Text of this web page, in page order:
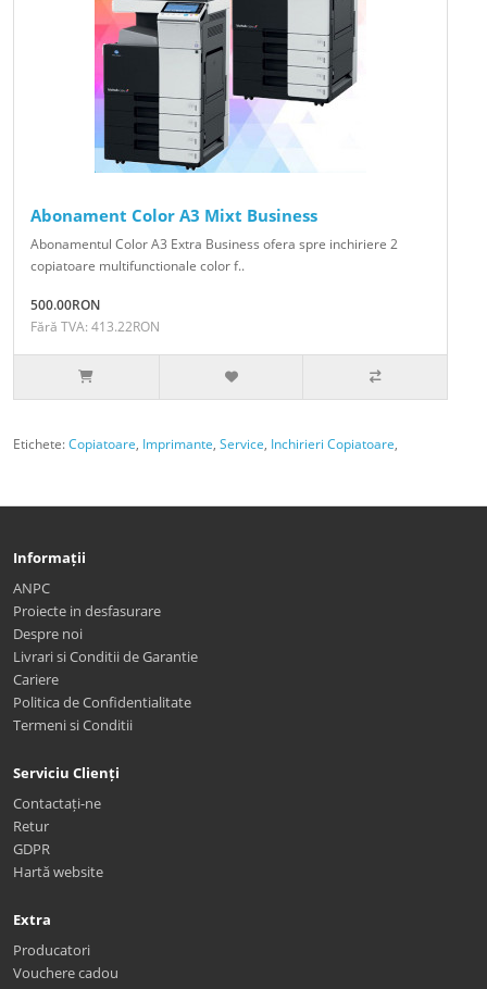
Abonament Color A3 Mixt Business
Abonamentul Color A3 Extra Business ofera spre inchiriere 2
copiatoare multifunctionale color f..
500.00RON
Fără TVA: 413.22RON
Etichete:Copiatoare, Imprimante, Service, Inchirieri Copiatoare,
Informații
ANPC
Proiecte in desfasurare
Despre noi
Livrari si Conditii de Garantie
Cariere
Politica de Confidentialitate
Termeni si Conditii
Serviciu Clienți
Contactați-ne
Retur
GDPR
Hartă website
Extra
Producatori
Vouchere cadou